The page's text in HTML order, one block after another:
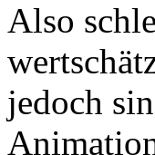
Also
jedoch